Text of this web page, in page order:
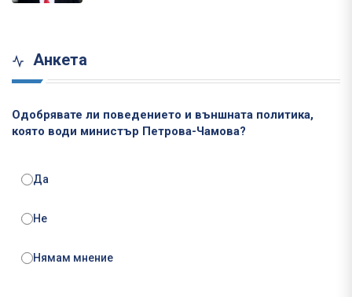
Анкета
Одобрявате ли поведението и външната политика,
която води министър Петрова-Чамова?
Да
Не
Нямам мнение